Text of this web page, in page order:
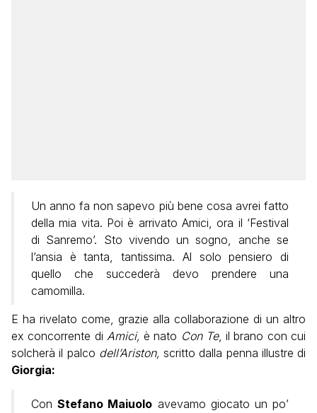
Un anno fa non sapevo più bene cosa avrei fatto
della mia vita. Poi è arrivato Amici, ora il ‘Festival
di Sanremo’. Sto vivendo un sogno, anche se
l’ansia è tanta, tantissima. Al solo pensiero di
quello che succederà devo prendere una
camomilla.
E ha rivelato come, grazie alla collaborazione di un altro
ex concorrente di Amici, è nato Con Te, il brano con cui
solcherà il palco dell’Ariston, scritto dalla penna illustre di
Giorgia:
ConStefano Maiuolo avevamo giocato un po’